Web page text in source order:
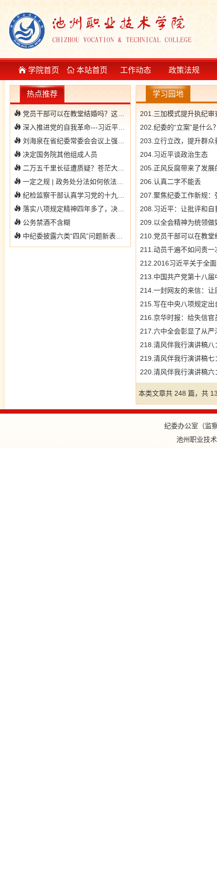
学院首页 本站首页 工作动态 政策法规
热点推荐
党员干部可以在教堂结婚吗？这里有权威解答
深入推进党的自我革命---习近平总书记2024年1月8日在二十届中央纪委三次全会上讲话的一部分
刘海泉在省纪委常委会会议上强调 以正风肃纪反腐实际成效 为安徽经济社会高质量发展提供坚强保障
决定国务院其他组成人员
二万五千里长征遭质疑？苍茫大地不答应！
一定之规 | 政务处分法如何依法保障公职人员合法权利
纪检监察干部认真学习党的十九届五中全会精神
落实八项规定精神四年多了，决不能还活在“世外桃源”
公务禁酒不含糊
中纪委披露六类“四风”问题新表现：收受微信转账礼金等
学习园地
201.三加模式提升执纪审
202.纪委的“立案”是什么
204.习近平谈政治生态
205.正风反腐带来了发展
206.认真二字不能丢
207.聚焦纪委工作新规
208.习近平：让批评和
209.以全会精神为统领
210.党员干部可以在教
211.动员千遍不如问责一
212.2016习近平关于全
213.中国共产党第十八
214.一封网友的来信：
215.写在中央八项规定
216.京华时报：给失信官
217.六中全会彰显了从严
218.清风伴我行演讲稿
219.清风伴我行演讲稿
220.清风伴我行演讲稿
本类文章共 248 篇，共
纪委办公室（监
池州职业技